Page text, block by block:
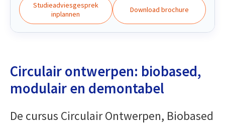
Circulair ontwerpen: biobased,
modulair en demontabel
De cursus Circulair Ontwerpen, Biobased
Studieadviesgesprek
inplannen
Download brochure